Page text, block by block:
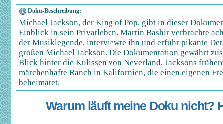
Doku-Beschreibung:
Michael Jackson, der King of Pop, gibt in dieser
Einblick in sein Privatleben. Martin Bashir verbrachte
der Musiklegende, interviewte ihn und erfuhr pikante
großen Michael Jackson. Die Dokumentation gewährt
Blick hinter die Kulissen von Neverland, Jacksons
märchenhafte Ranch in Kalifornien, die einen eigenen
beheimatet.
Warum läuft meine Doku nicht?